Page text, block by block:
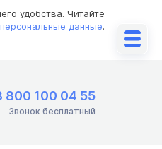
удобства. Читайте
персональные данные.
800 100 04 55
Звонок бесплатный